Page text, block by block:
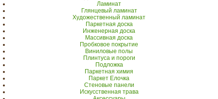
Ламинат
Глянцевый ламинат
Художественный ламинат
Паркетная доска
Инженерная доска
Массивная доска
Пробковое покрытие
Виниловые полы
Плинтуса и пороги
Подложка
Паркетная химия
Паркет Елочка
Стеновые панели
Искусственная трава